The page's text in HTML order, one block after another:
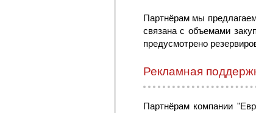
Партнёрам мы
связана с объемами
предусмотрено
Рекламная
Партнёрам компании